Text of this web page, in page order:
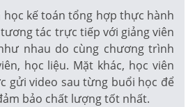
học kế toán tổng hợp thực hành
tác trực tiếp với giảng viên
nhau do cùng chương trình
học liệu. Mặt khác, học viên
gửi video sau từng buổi học để
bảo chất lượng tốt nhất.